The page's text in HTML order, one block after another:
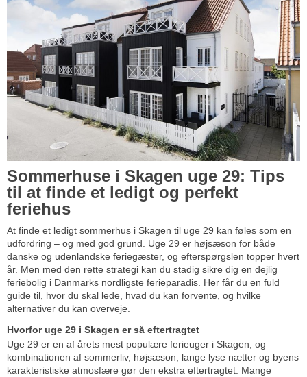
Sommerhuse i Skagen uge 29: Tips
til at finde et ledigt og perfekt
feriehus
At finde et ledigt sommerhus i Skagen til uge 29 kan føles som en
udfordring – og med god grund. Uge 29 er højsæson for både
danske og udenlandske feriegæster, og efterspørgslen topper hvert
år. Men med den rette strategi kan du stadig sikre dig en dejlig
feriebolig i Danmarks nordligste ferieparadis. Her får du en fuld
guide til, hvor du skal lede, hvad du kan forvente, og hvilke
alternativer du kan overveje.
Hvorfor uge 29 i Skagen er så eftertragtet
Uge 29 er en af årets mest populære ferieuger i Skagen, og
kombinationen af sommerliv, højsæson, lange lyse nætter og byens
karakteristiske atmosfære gør den ekstra eftertragtet. Mange